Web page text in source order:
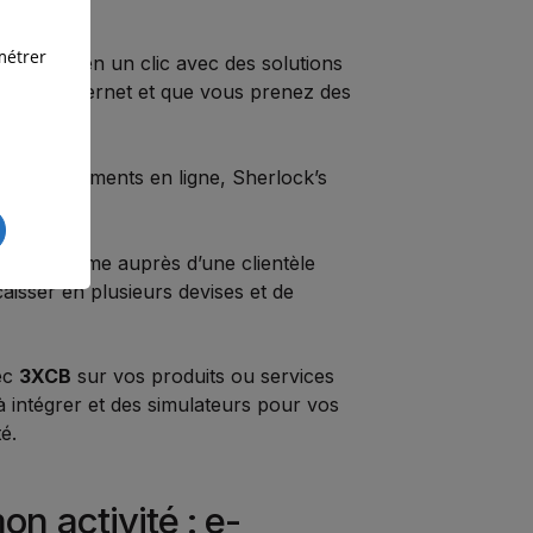
en un clic avec des solutions
site internet et que vous prenez des
vos paiements en ligne, Sherlock’s
auprès d’une clientèle
en plusieurs devises et de
3XCB sur vos produits ou services
intégrer et des simulateurs pour vos
activité : e-